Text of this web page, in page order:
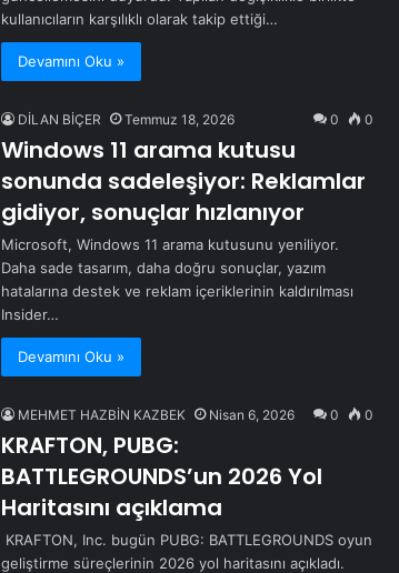
kullanıcıların karşılıklı olarak takip ettiği…
Devamını Oku »
DİLAN BİÇER Temmuz 18, 2026 0 0
Windows 11 arama kutusu
sonunda sadeleşiyor: Reklamlar
gidiyor, sonuçlar hızlanıyor
Microsoft, Windows 11 arama kutusunu yeniliyor.
Daha sade tasarım, daha doğru sonuçlar, yazım
hatalarına destek ve reklam içeriklerinin kaldırılması
Insider…
Devamını Oku »
MEHMET HAZBİN KAZBEK Nisan 6, 2026 0 0
KRAFTON, PUBG:
BATTLEGROUNDS’un 2026 Yol
Haritasını açıklama
KRAFTON, Inc. bugün PUBG: BATTLEGROUNDS oyun
geliştirme süreçlerinin 2026 yol haritasını açıkladı.